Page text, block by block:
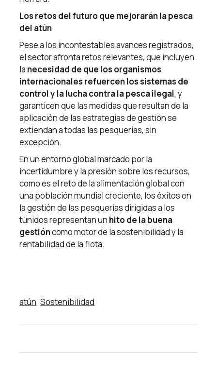
Los retos del futuro que mejorarán la pesca
del atún
Pese a los incontestables avances registrados,
el sector afronta retos relevantes, que incluyen
la necesidad de que los organismos
internacionales refuercen los sistemas de
control y la lucha contra la pesca ilegal, y
garanticen que las medidas que resultan de la
aplicación de las estrategias de gestión se
extiendan a todas las pesquerías, sin
excepción.
En un entorno global marcado por la
incertidumbre y la presión sobre los recursos,
como es el reto de la alimentación global con
una población mundial creciente, los éxitos en
la gestión de las pesquerías dirigidas a los
túnidos representan un hito de la buena
gestióncomo motor de la sostenibilidad y la
rentabilidad de la flota.
atún Sostenibilidad